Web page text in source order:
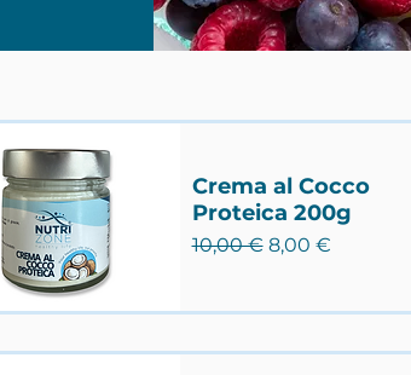
Crema al Cocco
Proteica 200g
Prezzo regolare
10,00 € Prezzo scontato
8,00 €